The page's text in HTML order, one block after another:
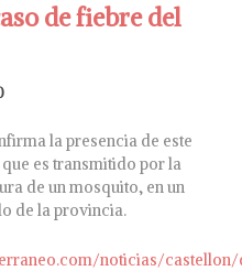
de fiebre del
la presencia de este
es transmitido por la
de un mosquito, en un
de la provincia.
noticias/